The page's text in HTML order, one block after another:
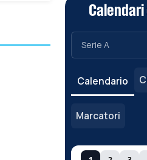
Calendario
Marcatori